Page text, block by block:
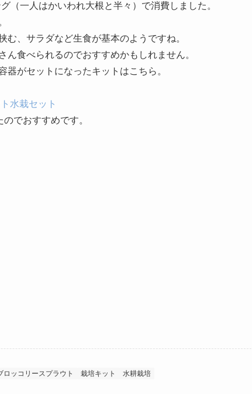
（一人はかいわれ大根と半々）で消費しました。
む、サラダなど生食が基本のようですね。
ん食べられるのでおすすめかもしれません。
器がセットになったキットはこちら。
水栽セット
でおすすめです。
ロッコリースプラウト 栽培キット 水耕栽培